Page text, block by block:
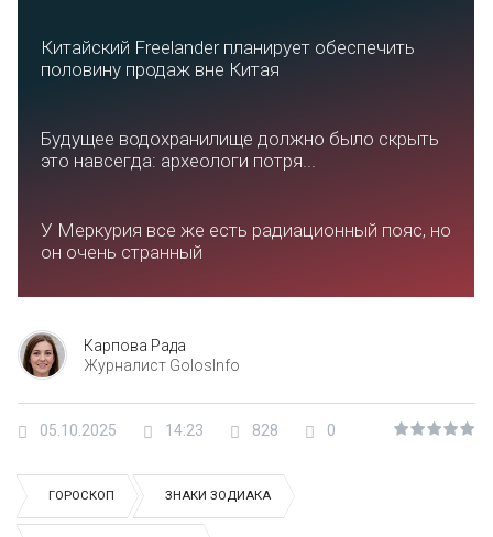
Китайский Freelander планирует обеспечить
половину продаж вне Китая
Будущее водохранилище должно было скрыть
это навсегда: археологи потря...
У Меркурия все же есть радиационный пояс, но
он очень странный
Карпова Рада
Журналист GolosInfo
05.10.2025 14:23 828 0
ГОРОСКОП ЗНАКИ ЗОДИАКА